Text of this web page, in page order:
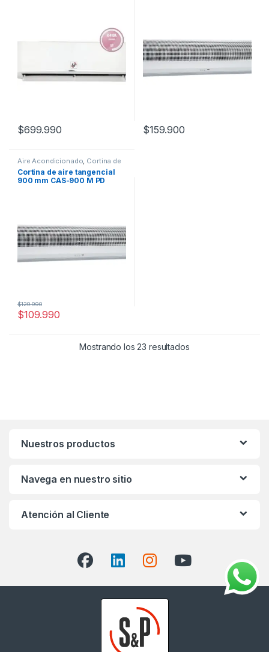
$699.990 $159.900
Aire Acondicionado Cortina de
Cortina de aire tangencial
900 mm CAS-900 M PD
$109.990
$129.990
Mostrando los 23 resultados
Nuestros productos
Navega en nuestro sitio
Atención al Cliente